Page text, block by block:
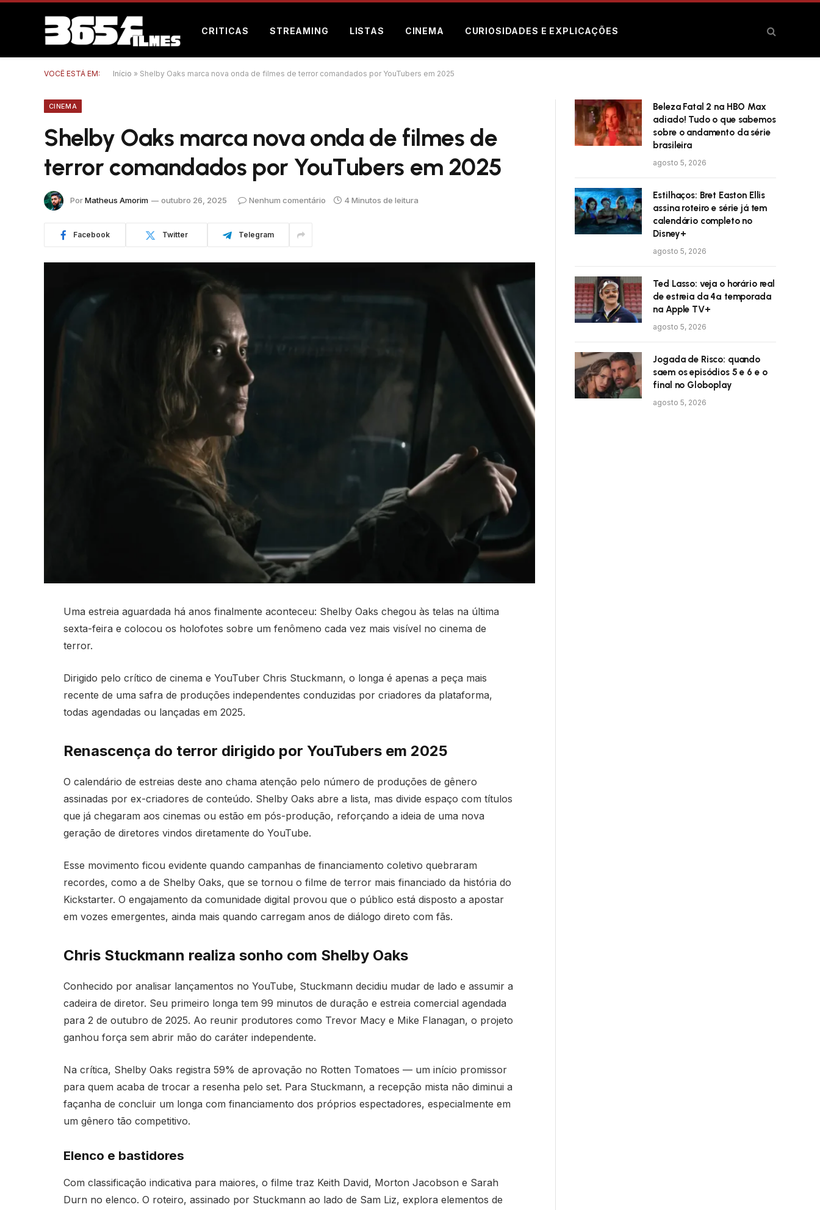
CRITICAS STREAMING LISTAS CINEMA CURIOSIDADES E EXPLICAÇÕES
VOCÊ ESTÁ EM: Início » Shelby Oaks marca nova onda de filmes de terror comandados por YouTubers em 2025
CINEMA
Shelby Oaks marca nova onda de filmes de
terror comandados por YouTubers em 2025
PorMatheus Amorim outubro 26, 2025 Nenhum comentário 4 Minutos de leitura
Facebook Twitter Telegram
Uma estreia aguardada há anos finalmente aconteceu: Shelby Oaks chegou às telas na última
sexta-feira e colocou os holofotes sobre um fenômeno cada vez mais visível no cinema de
terror.
Dirigido pelo crítico de cinema e YouTuber Chris Stuckmann, o longa é apenas a peça mais
recente de uma safra de produções independentes conduzidas por criadores da plataforma,
todas agendadas ou lançadas em 2025.
Renascença do terror dirigido por YouTubers em 2025
O calendário de estreias deste ano chama atenção pelo número de produções de gênero
assinadas por ex-criadores de conteúdo. Shelby Oaks abre a lista, mas divide espaço com títulos
que já chegaram aos cinemas ou estão em pós-produção, reforçando a ideia de uma nova
geração de diretores vindos diretamente do YouTube.
Esse movimento ficou evidente quando campanhas de financiamento coletivo quebraram
recordes, como a de Shelby Oaks, que se tornou o filme de terror mais financiado da história do
Kickstarter. O engajamento da comunidade digital provou que o público está disposto a apostar
em vozes emergentes, ainda mais quando carregam anos de diálogo direto com fãs.
Chris Stuckmann realiza sonho com Shelby Oaks
Conhecido por analisar lançamentos no YouTube, Stuckmann decidiu mudar de lado e assumir a
cadeira de diretor. Seu primeiro longa tem 99 minutos de duração e estreia comercial agendada
para 2 de outubro de 2025. Ao reunir produtores como Trevor Macy e Mike Flanagan, o projeto
ganhou força sem abrir mão do caráter independente.
Na crítica, Shelby Oaks registra 59% de aprovação no Rotten Tomatoes — um início promissor
para quem acaba de trocar a resenha pelo set. Para Stuckmann, a recepção mista não diminui a
façanha de concluir um longa com financiamento dos próprios espectadores, especialmente em
um gênero tão competitivo.
Elenco e bastidores
Com classificação indicativa para maiores, o filme traz Keith David, Morton Jacobson e Sarah
Durn no elenco. O roteiro, assinado por Stuckmann ao lado de Sam Liz, explora elementos de
Beleza Fatal 2 na HBO Max
adiado! Tudo o que sabemos
sobre o andamento da série
brasileira
agosto 5, 2026
Estilhaços: Bret Easton Ellis
assina roteiro e série já tem
calendário completo no
Disney+
agosto 5, 2026
Ted Lasso: veja o horário real
de estreia da 4ª temporada
na Apple TV+
agosto 5, 2026
Jogada de Risco: quando
saem os episódios 5 e 6 e o
final no Globoplay
agosto 5, 2026